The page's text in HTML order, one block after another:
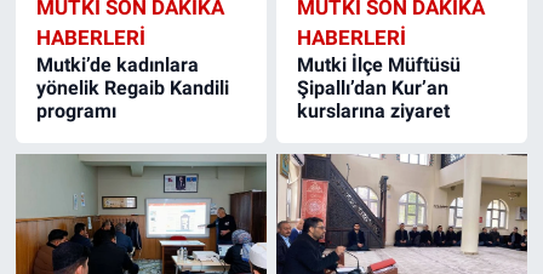
MUTKI SON DAKIKA
HABERLERI
Mutki’de kadınlara
yönelik Regaib Kandili
programı
MUTKI SON DAKIKA
HABERLERI
Mutki İlçe Müftüsü
Şipallı’dan Kur’an
kurslarına ziyaret